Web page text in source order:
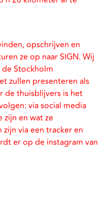
opschrijven en
ze op naar SIGN. Wij
Stockholm
zullen presenteren als
de thuisblijvers is het
via social media
zijn en wat ze
zijn via een tracker en
er op de instagram van